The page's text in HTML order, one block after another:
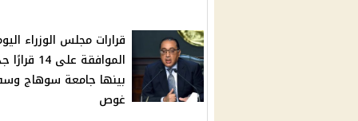
قرارات مجلس الوزراء
الموافقة على
بينها جامعة سوهاج
غوص